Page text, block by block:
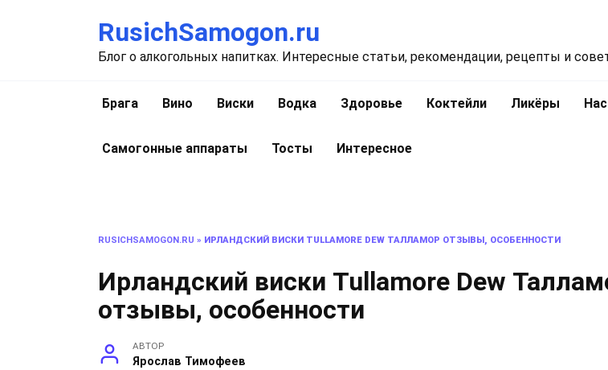
RusichSamogon.ru
Блог о алкогольных напитках. Интересные статьи, рекомендации, рецепты и
Брага Вино Виски Водка Здоровье Коктейли Ликёры
Самогонные аппараты Тосты Интересное
RUSICHSAMOGON.RU » ИРЛАНДСКИЙ ВИСКИ TULLAMORE DEW ТАЛЛАМОР ОТЗЫВЫ, ОСОБЕННОСТИ
Ирландский виски Tullamore Dew
отзывы, особенности
АВТОР
Ярослав Тимофеев